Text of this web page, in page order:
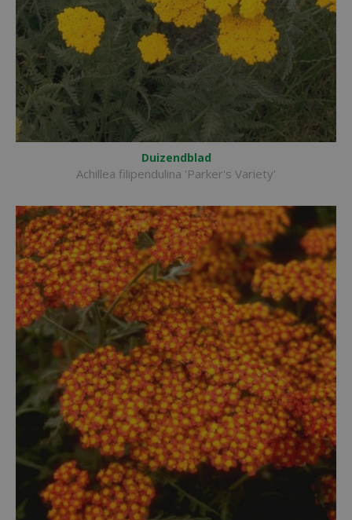
Duizendblad
Achillea filipendulina 'Parker's Variety'